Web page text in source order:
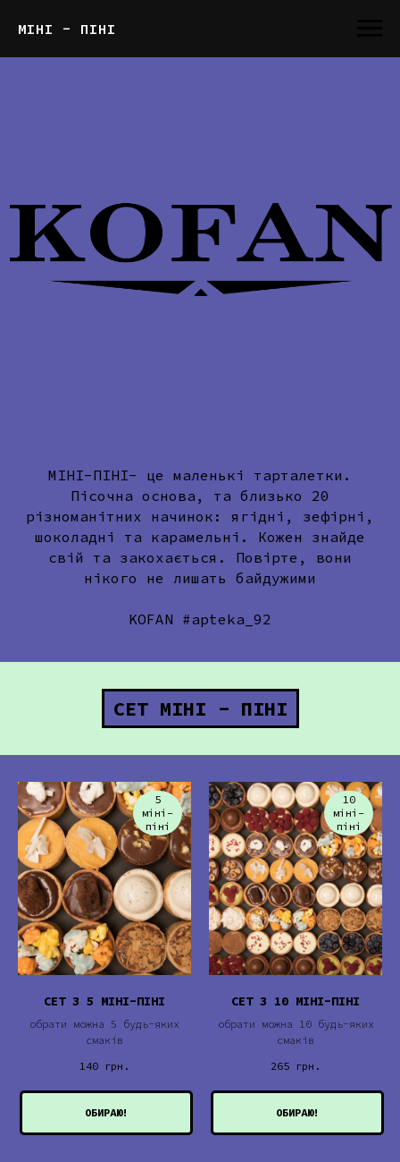
МІНІ - ПІНІ
МІНІ-ПІНІ- це маленькі тарталетки.
Пісочна основа, та близько 20
різноманітних начинок: ягідні, зефірні,
шоколадні та карамельні. Кожен знайде
свій та закохається. Повірте, вони
нікого не лишать байдужими
KOFAN #apteka_92
СЕТ МІНІ - ПІНІ
5
міні-
піні
СЕТ З 5 МІНІ-ПІНІ
обрати можна 5 будь-яких
смаків
140 грн.
ОБИРАЮ!
10
міні-
піні
СЕТ З 10 МІНІ-ПІНІ
обрати можна 10 будь-яких
смаків
265 грн.
ОБИРАЮ!